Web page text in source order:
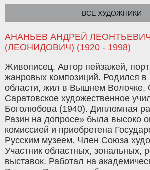
ВСЕ ХУДОЖНИКИ
АНАНЬЕВ АНДРЕЙ
(ЛЕОНИДОВИЧ) (1920 - 1998)
Живописец. Автор пейзажей,
жанровых композиций. Родился в
области, жил в Вышнем Волочке.
Саратовское художественное
Боголюбова (1940). Дипломная
Разин на допросе» была высоко
комиссией и приобретена
Русским музеем. Член Союза
Участник областных, зональных,
выставок. Работал на